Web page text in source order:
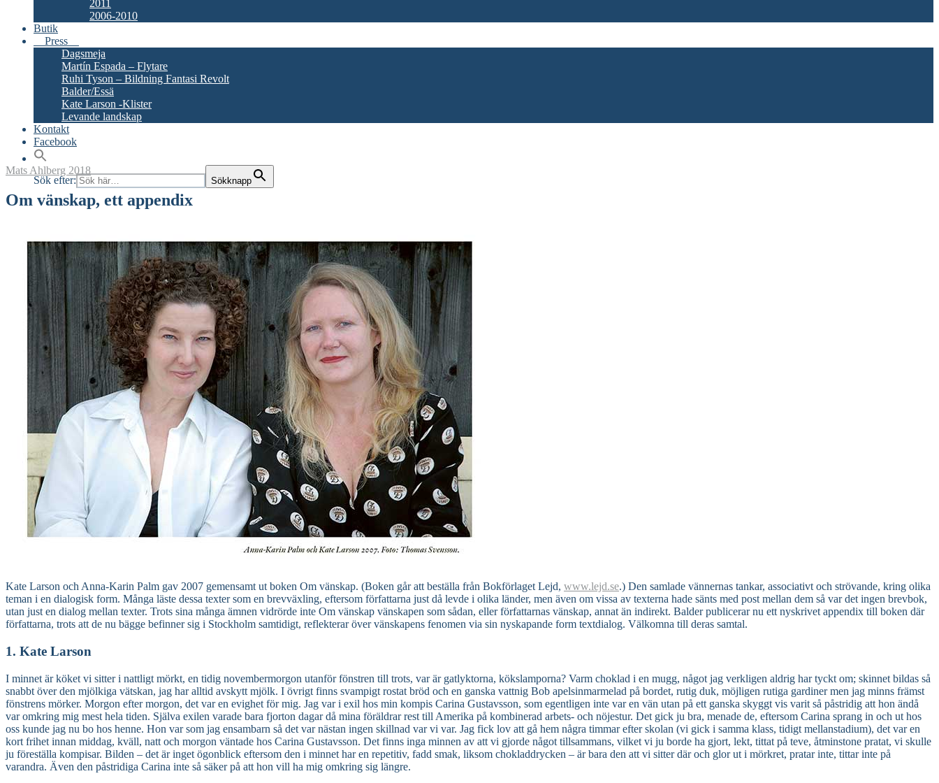
2011
2006-2010
Butik
Press
Dagsmeja
Martín Espada – Flytare
Ruhi Tyson – Bildning Fantasi Revolt
Balder/Essä
Kate Larson -Klister
Levande landskap
Kontakt
Facebook
Sök efter: Sökknapp
Mats Ahlberg 2018
Om vänskap, ett appendix
Kate Larson och Anna-Karin Palm gav 2007 gemensamt ut boken Om vänskap. (Boken går att beställa från Bokförlaget Lejd, www.lejd.se.) Den samlade vännernas tankar, associativt och strövande, kring olika
teman i en dialogisk form. Många läste dessa texter som en brevväxling, eftersom författarna just då levde i olika länder, men även om vissa av texterna hade sänts med post mellan dem så var det ingen brevbok,
utan just en dialog mellan texter. Trots sina många ämnen vidrörde inte Om vänskap vänskapen som sådan, eller författarnas vänskap, annat än indirekt. Balder publicerar nu ett nyskrivet appendix till boken där
författarna, trots att de nu bägge befinner sig i Stockholm samtidigt, reflekterar över vänskapens fenomen via sin nyskapande form textdialog. Välkomna till deras samtal.
1. Kate Larson
I minnet är köket vi sitter i nattligt mörkt, en tidig novembermorgon utanför fönstren till trots, var är gatlyktorna, kökslamporna? Varm choklad i en mugg, något jag verkligen aldrig har tyckt om; skinnet bildas så
snabbt över den mjölkiga vätskan, jag har alltid avskytt mjölk. I övrigt finns svampigt rostat bröd och en ganska vattnig Bob apelsinmarmelad på bordet, rutig duk, möjligen rutiga gardiner men jag minns främst
fönstrens mörker. Morgon efter morgon, det var en evighet för mig. Jag var i exil hos min kompis Carina Gustavsson, som egentligen inte var en vän utan på ett ganska skyggt vis varit så påstridig att hon ändå
var omkring mig mest hela tiden. Själva exilen varade bara fjorton dagar då mina föräldrar rest till Amerika på kombinerad arbets- och nöjestur. Det gick ju bra, menade de, eftersom Carina sprang in och ut hos
oss kunde jag nu bo hos henne. Hon var som jag ensambarn så det var nästan ingen skillnad var vi var. Jag fick lov att gå hem några timmar efter skolan (vi gick i samma klass, tidigt mellanstadium), det var en
kort frihet innan middag, kväll, natt och morgon väntade hos Carina Gustavsson. Det finns inga minnen av att vi gjorde något tillsammans, vilket vi ju borde ha gjort, lekt, tittat på teve, åtminstone pratat, vi skulle
ju föreställa kompisar. Bilden – det är inget ögonblick eftersom den i minnet har en repetitiv, fadd smak, liksom chokladdrycken – är bara den att vi sitter där och glor ut i mörkret, pratar inte, tittar inte på
varandra. Även den påstridiga Carina inte så säker på att hon vill ha mig omkring sig längre.